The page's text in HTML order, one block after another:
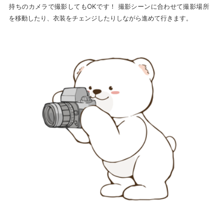
持ちのカメラで撮影してもOKです！ 撮影シーンに合わせて撮影場所
を移動したり、衣装をチェンジしたりしながら進めて行きます。